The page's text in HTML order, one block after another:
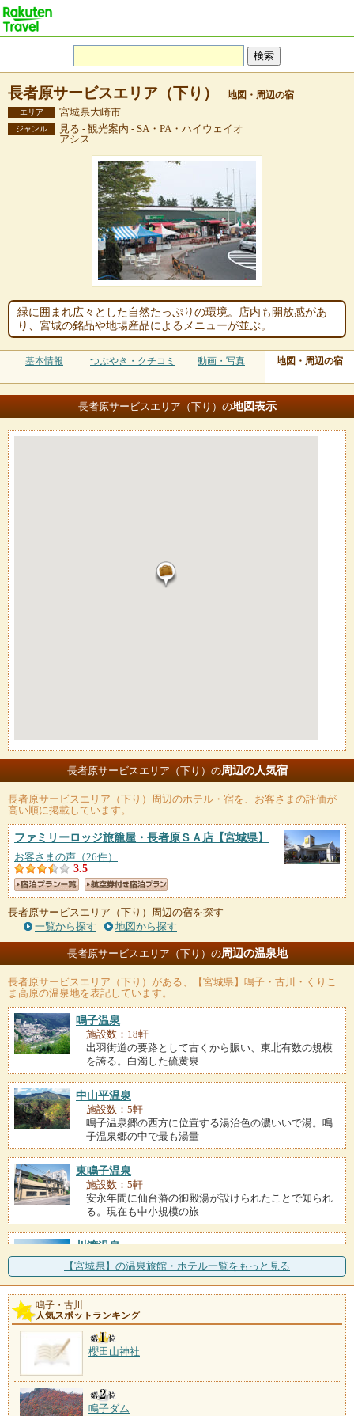
長者原サービスエリア（下り） 地図・周辺の宿
エリア 宮城県大崎市
ジャンル
見る - 観光案内 - SA・PA・ハイウェイオ
アシス
緑に囲まれ広々とした自然たっぷりの環境。店内も開放感があ
り、宮城の銘品や地場産品によるメニューが並ぶ。
基本情報 つぶやき・クチコミ 動画・写真 地図・周辺の宿
長者原サービスエリア（下り）の地図表示
長者原サービスエリア（下り）の周辺の人気宿
長者原サービスエリア（下り） 周辺のホテル・宿を、お客さまの評価が
高い順に掲載しています。
ファミリーロッジ旅籠屋・長者原ＳＡ店 【宮城県】
お客さまの声（26件）
3.5
長者原サービスエリア（下り）周辺の宿を探す
一覧から探す
地図から探す
長者原サービスエリア（下り）の周辺の温泉地
長者原サービスエリア（下り） がある、【宮城県】鳴子・古川・くりこ
ま高原の温泉地を表記しています。
鳴子温泉
施設数：18軒
出羽街道の要路として古くから賑い、東北有数の規模
を誇る。白濁した硫黄泉
中山平温泉
施設数：5軒
鳴子温泉郷の西方に位置する湯治色の濃いいで湯。鳴
子温泉郷の中で最も湯量
東鳴子温泉
施設数：5軒
安永年間に仙台藩の御殿湯が設けられたことで知られ
る。現在も中小規模の旅
川渡温泉
施設数：4軒
鳴子温泉郷の中で最も早く開湯した温泉で、その街並
みは現在も藩政時代の面
鬼首温泉
施設数：3軒
東北のチロルと称される鬼首高原や吹上高原では、ア
【宮城県】の温泉旅館・ホテル一覧をもっと見る
鳴子・古川
人気スポットランキング
櫻田山神社
鳴子ダム